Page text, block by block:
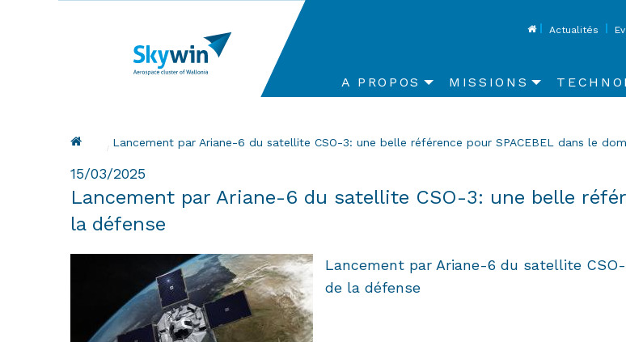
TopActualités
Main
A PROPOS MISSIONS
Fil d'Ariane
Current:
Lancement par Ariane-6 du satellite CSO-3: une belle référence pour SPACEBEL dans le
15/03/2025
Lancement par Ariane-6 du satellite CSO-3: une belle
la défense
Lancement par Ariane-6 du satellite
de la défense